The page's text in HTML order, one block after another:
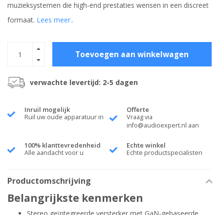
muzieksystemen die high-end prestaties wensen in een discreet
formaat. Lees meer..
Toevoegen aan winkelwagen
verwachte levertijd: 2-5 dagen
Inruil mogelijk
Ruil uw oude apparatuur in
Offerte
Vraag via
info@audioexpert.nl aan
100% klanttevredenheid
Alle aandacht voor u
Echte winkel
Echte productspecialisten
Productomschrijving
Belangrijkste kenmerken